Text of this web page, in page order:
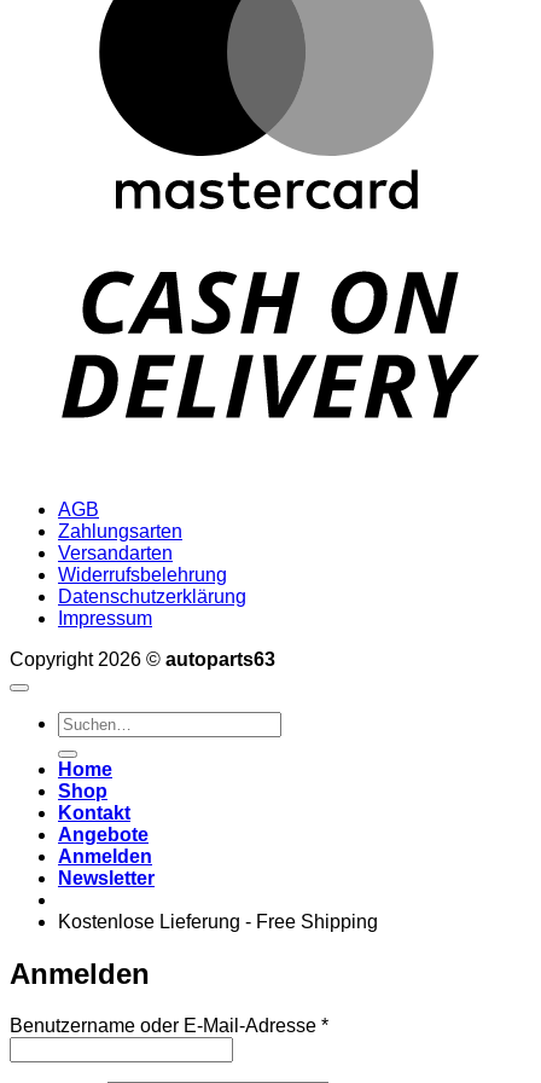
AGB
Zahlungsarten
Versandarten
Widerrufsbelehrung
Datenschutzerklärung
Impressum
Copyright 2026 © autoparts63
Suchen
nach:
Home
Shop
Kontakt
Angebote
Anmelden
Newsletter
Kostenlose Lieferung - Free Shipping
Anmelden
Benutzername oder E-Mail-Adresse *Erforderlich